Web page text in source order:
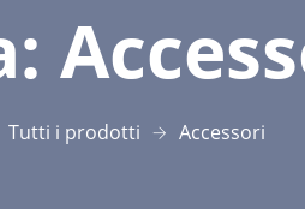
Supporti da
Tutti i prodotti Accessori